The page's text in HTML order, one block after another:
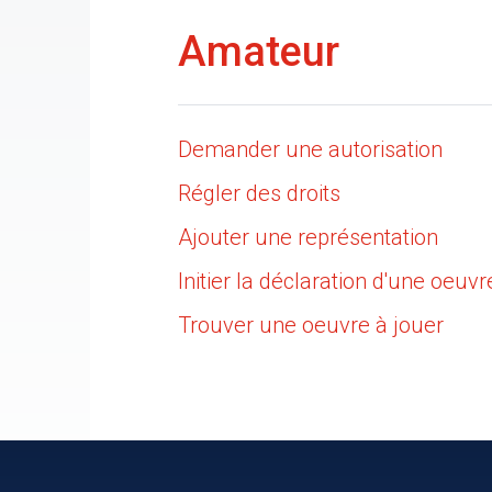
Amateur
Demander une autorisation
Régler des droits
Ajouter une représentation
Initier la déclaration d'une
Trouver une oeuvre à jouer